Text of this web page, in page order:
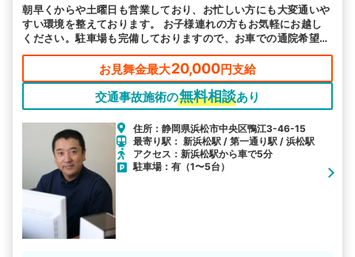
朝早くからや土曜日も営業しており、お忙しい方にも大変通いや
すい環境を整えております。 お子様連れの方もお気軽にお越し
ください。駐車場も完備しておりますので、お車での通院希望の
方も通いやすいです。
お見舞金最大20,000円支給
交通事故施術の無料相談あり
住所：静岡県浜松市中央区鴨江3-46-15
最寄り駅： 新浜松駅 / 第一通り駅 / 浜松駅
アクセス：新浜松駅から車で5分
駐車場：有（1〜5台）